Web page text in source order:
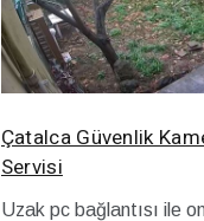
Çatalca Güvenlik
Servisi
Uzak pc bağlantısı ile